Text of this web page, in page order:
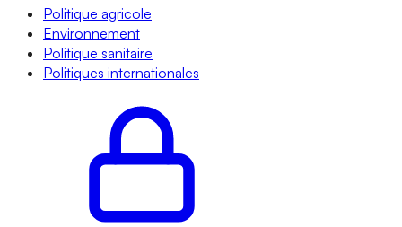
Politique agricole
Environnement
Politique sanitaire
Politiques internationales